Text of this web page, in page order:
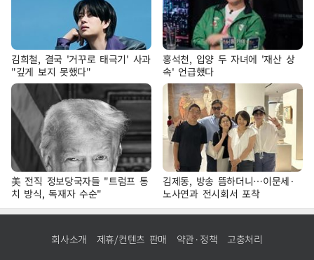
김희철, 결국 '거꾸로 태극기' 사과
"깊게 보지 못했다"
홍석천, 입양 두 자녀에 '재산 상
속' 언급했다
美 전직 정보당국자들 "트럼프 통
치 방식, 독재자 수순"
김제동, 방송 뜸하더니…이문세·
노사연과 전시회서 포착
회사소개 제휴/컨텐츠 판매 약관·정책 고충처리